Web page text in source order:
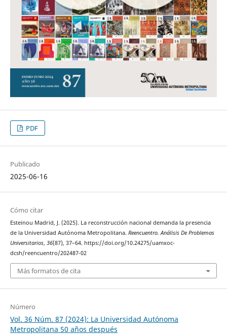
PDF
Publicado
2025-06-16
Cómo citar
Esteinou Madrid, J. (2025). La reconstrucción nacional demanda la presencia
de la Universidad Autónoma Metropolitana. Reencuentro. Análisis De Problemas
Universitarios, 36(87), 37–64. https://doi.org/10.24275/uamxoc-
dcsh/reencuentro/202487-02
Más formatos de cita
Número
Vol. 36 Núm. 87 (2024): La Universidad Autónoma
Metropolitana 50 años después